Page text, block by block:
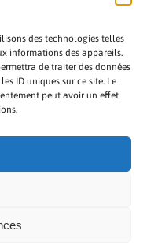
des technologies telles
informations des appareils.
de traiter des données
ID uniques sur ce site. Le
peut avoir un effet
A PROPOS
Made by